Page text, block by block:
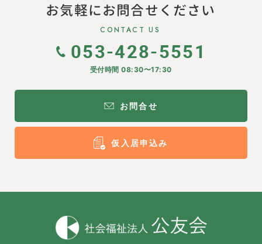
お気軽にお問合せください
CONTACT US
053-428-5551
受付時間 08:30〜17:30
お問合せ
仮入居申込み